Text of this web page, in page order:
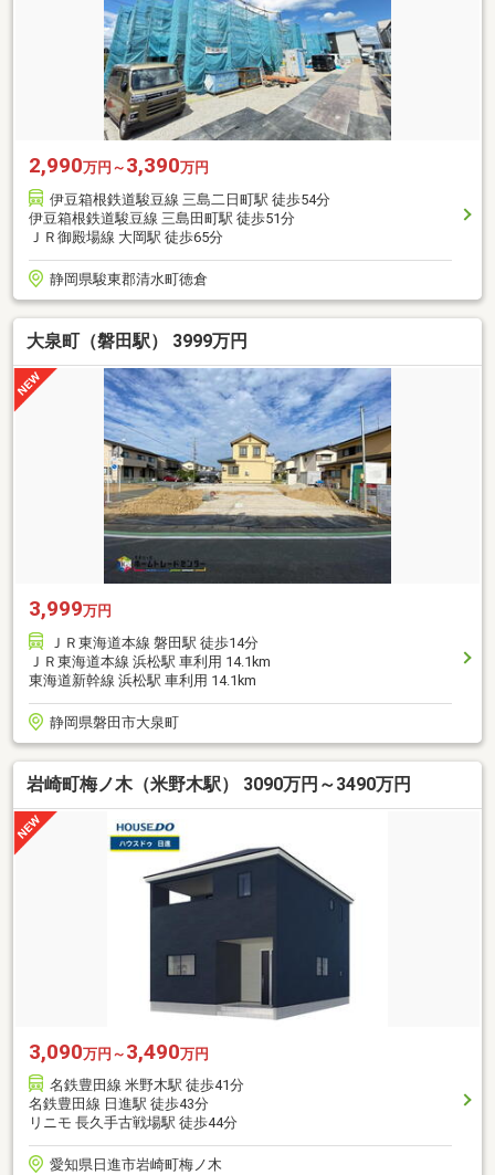
2,990万円～ 3,390万円
伊豆箱根鉄道駿豆線 三島二日町駅 徒歩54分
伊豆箱根鉄道駿豆線 三島田町駅 徒歩51分
ＪＲ御殿場線 大岡駅 徒歩65分
静岡県駿東郡清水町徳倉
大泉町（磐田駅） 3999万円
3,999万円
ＪＲ東海道本線 磐田駅 徒歩14分
ＪＲ東海道本線 浜松駅 車利用 14.1km
東海道新幹線 浜松駅 車利用 14.1km
静岡県磐田市大泉町
岩崎町梅ノ木（米野木駅） 3090万円～3490万円
3,090万円～ 3,490万円
名鉄豊田線 米野木駅 徒歩41分
名鉄豊田線 日進駅 徒歩43分
リニモ 長久手古戦場駅 徒歩44分
愛知県日進市岩崎町梅ノ木